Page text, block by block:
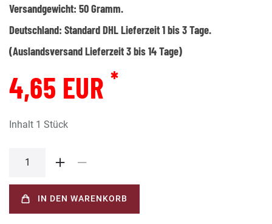
Versandgewicht: 50Gramm.
Deutschland: Standard DHL Lieferzeit 1 bis 3 Tage.
(Auslandsversand Lieferzeit 3 bis 14 Tage)
4,65 EUR *
Inhalt 1 Stück
IN DEN WARENKORB